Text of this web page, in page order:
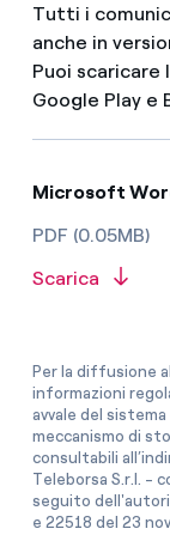
Tutti i
anche in
Puoi scaricare
Google Play e
Microsoft
PDF (0.05MB)
Scarica
Per la diffusione
informazioni
avvale del
meccanismo di
consultabili
Teleborsa S.r.l. -
seguito
e 22518 del 23